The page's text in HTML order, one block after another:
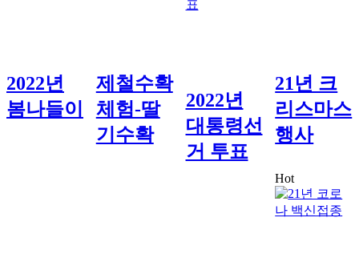
2022년
봄나들이
제철수확
체험-딸
기수확
2022년
대통령선
거 투표
21년 크
리스마스
행사
Hot